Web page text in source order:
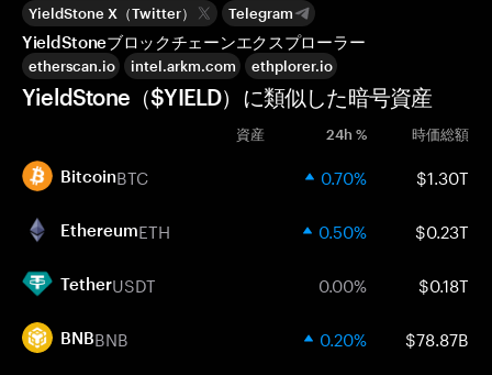
YieldStone X（Twitter） Telegram
YieldStoneブロックチェーンエクスプローラー
etherscan.io intel.arkm.com ethplorer.io
YieldStone（$YIELD）に類似した暗号資産
資産 24h % 時価総額
BitcoinBTC 0.70% $1.30T
EthereumETH 0.50% $0.23T
TetherUSDT 0.00% $0.18T
BNBBNB 0.20% $78.87B